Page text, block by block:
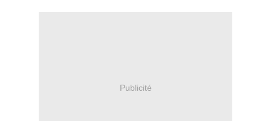
Publicité